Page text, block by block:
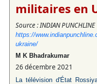
militaires en
Source : INDIAN PUNCHLINE
https://
ukraine/
M K Bhadrakumar
26 décembre 2021
La télévision d'État